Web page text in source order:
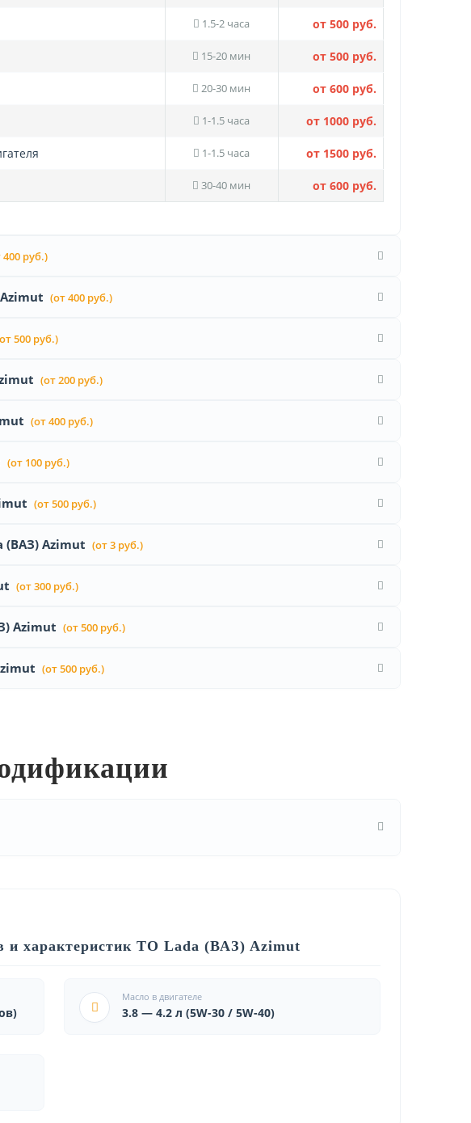
1.5-2 часа от 500 руб.
15-20 мин от 500 руб.
20-30 мин от 600 руб.
1-1.5 часа от 1000 руб.
1-1.5 часа от 1500 руб.
30-40 мин от 600 руб.
400 руб.)
(от 400 руб.)
500 руб.)
(от 200 руб.)
(от 400 руб.)
(от 100 руб.)
(от 500 руб.)
(ВАЗ) Azimut (от 3 руб.)
(от 300 руб.)
Azimut (от 500 руб.)
(от 500 руб.)
и характеристик ТО Lada (ВАЗ) Azimut
Масло в двигателе
3.8 — 4.2 л (5W-30 / 5W-40)